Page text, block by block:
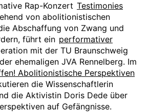
Rap-Konzert Testimonies
von abolitionistischen
Abschaffung von Zwang und
führt ein performativer
mit der TU Braunschweig
ehemaligen JVA Rennelberg. Im
Abolitionistische Perspektiven
die Wissenschaftlerin
die Aktivistin Doris Dede über
auf Gefängnisse.